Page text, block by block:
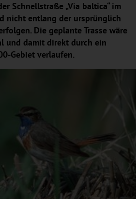
Schnellstraße „Via baltica“ im
nicht entlang der ursprünglich
Die geplante Trasse wäre
und damit direkt durch ein
Gebiet verlaufen.